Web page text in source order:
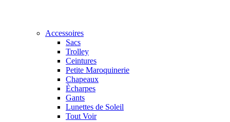
Accessoires
Sacs
Trolley
Ceintures
Petite Maroquinerie
Chapeaux
Ècharpes
Gants
Lunettes de Soleil
Tout Voir